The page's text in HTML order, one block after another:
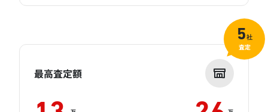
最高査定額
5社
査定